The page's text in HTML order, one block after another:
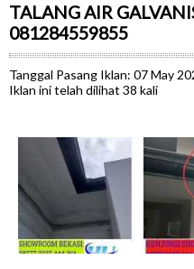
TALANG AIR
081284559855
Tanggal Pasang Iklan: 07 May
Iklan ini telah dilihat 38 kali